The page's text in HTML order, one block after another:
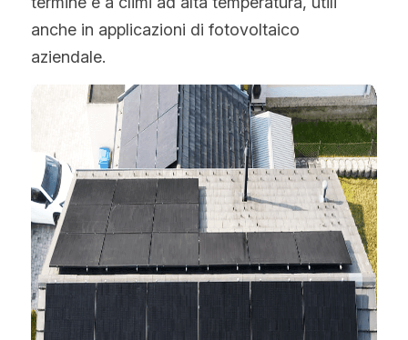
anche in applicazioni di fotovoltaico
aziendale.